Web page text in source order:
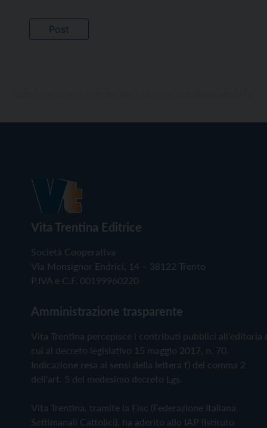
Vita Trentina Editrice
Società Cooperativa
Via Monsignor Endrici, 14 – 38122 Trento
P.IVA e C.F. 00199960220
Amministrazione trasparente
Vita Trentina percepisce i contributi pubblici all'editoria
cui al decreto legislativo 15 maggio 2017, n. 70.
Indicazione resa ai sensi della lettera f) del comma 2
dell'art. 5 del medesimo decreto Lgs.
Vita Trentina, tramite la Fisc (Federazione Italiana
Settimanali Cattolici), ha aderito allo IAP (Istituto